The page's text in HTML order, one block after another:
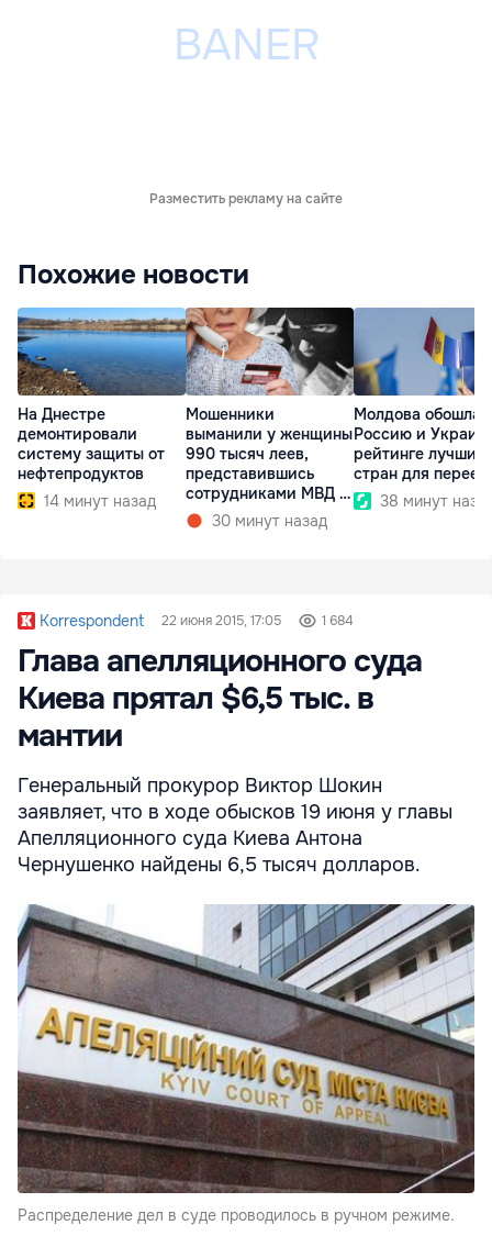
Разместить рекламу на сайте
Похожие новости
На Днестре
демонтировали
систему защиты от
нефтепродуктов
14 минут назад
Мошенники
выманили у женщины
990 тысяч леев,
представившись
сотрудниками МВД и
СИБ30 минут назад
Молдова обошла
Россию и
рейтинге лучших
стран для
38 минут
Korrespondent 22 июня 2015, 17:05 1 684
Глава апелляционного суда
Киева прятал $6,5 тыс. в
мантии
Генеральный прокурор Виктор Шокин
заявляет, что в ходе обысков 19 июня у главы
Апелляционного суда Киева Антона
Чернушенко найдены 6,5 тысяч долларов.
Распределение дел в суде проводилось в ручном режиме.